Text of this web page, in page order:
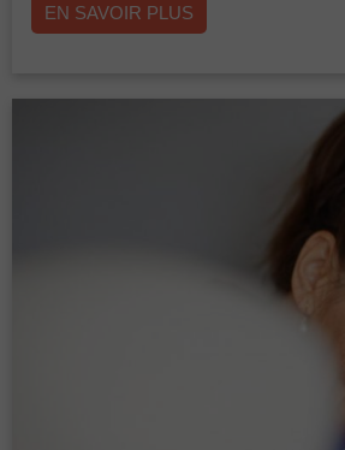
EN SAVOIR PLUS